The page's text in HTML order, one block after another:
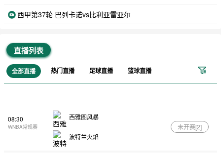
西甲第37轮 巴列卡诺vs比利亚雷亚尔
直播列表
全部直播 热门直播 足球直播 篮球直播
08:30
WNBA常规赛
西雅图风暴
波特兰火焰
未开赛[2]